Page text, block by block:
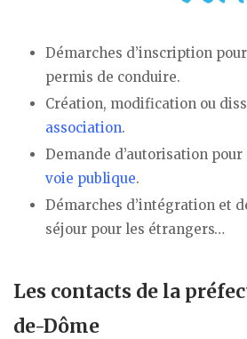
Démarches d’inscription
permis de conduire.
Création, modification ou
association.
Demande d’autorisation pour
voie publique.
Démarches d’intégration et
séjour pour les étrangers…
Les contacts de la
de-Dôme